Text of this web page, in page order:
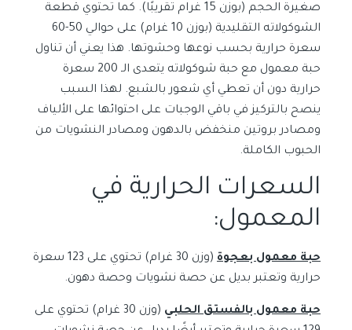
صغيرة الحجم (بوزن 15 غرام تقريبًا). كما تحتوي قطعة
الشوكولاته التقليدية (بوزن 10 غرام) على حوالي 50-60
سعرة حرارية بحسب نوعها وحشوتها. هذا يعني أن تناول
حبة معمول مع حبة شوكولاته يتعدى الـ 200 سعرة
حرارية دون أن تعطي أي شعور بالشبع. لهذا السبب
ينصح بالتركيز في باقي الوجبات على احتوائها على الألياف
ومصادر بروتين منخفض بالدهون ومصادر النشويات من
الحبوب الكاملة.
السعرات الحرارية في
المعمول:
حبة معمول بعجوة
(وزن 30 غرام) تحتوي على 123 سعرة
حرارية وتعتبر بديل عن حصة نشويات وحصة دهون.
حبة معمول بالفستق الحلبي
(وزن 30 غرام) تحتوي على